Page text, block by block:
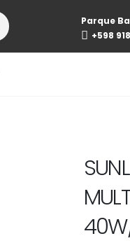
Parque
+598